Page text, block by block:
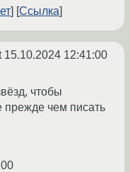
Ссылка
15.10.2024 12:41:00
чтобы
прежде чем писать